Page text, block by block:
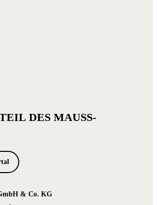
DES MAUSS-
& Co. KG